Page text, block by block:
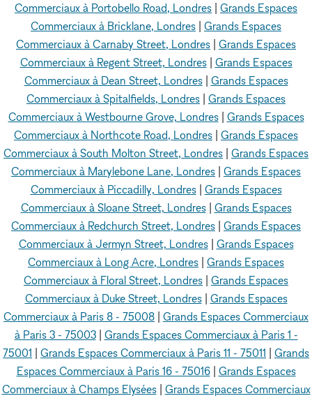
Commerciaux à Portobello Road, Londres Grands Espaces
Commerciaux à Bricklane, Londres Grands Espaces
Commerciaux à Carnaby Street, Londres Grands Espaces
Commerciaux à Regent Street, Londres| Grands Espaces
Commerciaux à Dean Street, Londres| Grands Espaces
Commerciaux à Spitalfields, Londres Grands Espaces
Commerciaux à Westbourne Grove, Londres| Grands Espaces
Commerciaux à Northcote Road, Londres Grands Espaces
Commerciaux à South Molton Street, Londres Grands Espaces
Commerciaux à Marylebone Lane, Londres Grands Espaces
Commerciaux à Piccadilly, Londres| Grands Espaces
Commerciaux à Sloane Street, Londres| Grands Espaces
Commerciaux à Redchurch Street, Londres Grands Espaces
Commerciaux à Jermyn Street, Londres| Grands Espaces
Commerciaux à Long Acre, Londres Grands Espaces
Commerciaux à Floral Street, Londres Grands Espaces
Commerciaux à Duke Street, Londres| Grands Espaces
Commerciaux à Paris 8 - 75008 Grands Espaces Commerciaux
à Paris 3 - 75003| Grands Espaces Commerciaux à Paris 1 -
75001
Grands Espaces Commerciaux à Paris 11 - 75011
Grands
Espaces Commerciaux à Paris 16 - 75016| Grands Espaces
Commerciaux à Champs Elysées| Grands Espaces Commerciaux